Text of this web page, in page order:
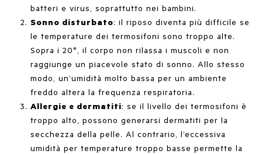
batteri e virus, soprattutto nei bambini.
Sonno disturbato: il riposo diventa più difficile se
le temperature dei termosifoni sono troppo alte.
Sopra i 20°, il corpo non rilassa i muscoli e non
raggiunge un piacevole stato di sonno. Allo stesso
modo, un’umidità molto bassa per un ambiente
freddo altera la frequenza respiratoria.
Allergie e dermatiti: se il livello dei termosifoni è
troppo alto, possono generarsi dermatiti per la
secchezza della pelle. Al contrario, l’eccessiva
umidità per temperature troppo basse permette la